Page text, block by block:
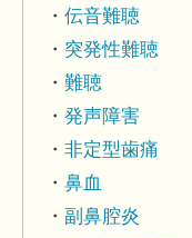
伝音難聴
突発性難聴
難聴
発声障害
非定型歯痛
鼻血
副鼻腔炎